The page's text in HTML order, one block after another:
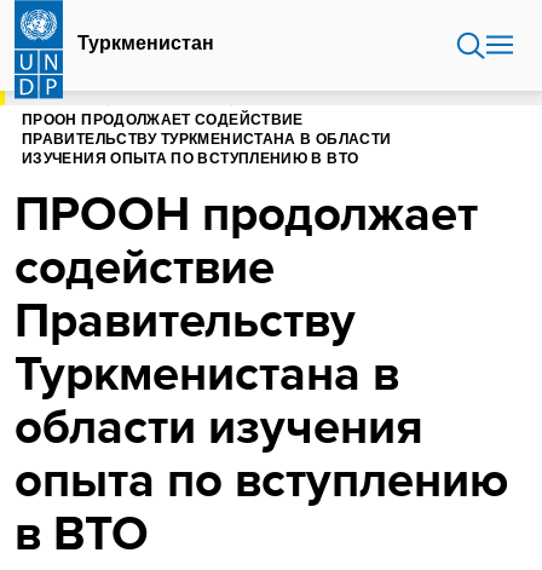
Перейти
основному
содержанию
Туркменистан
ГЛАВНАЯ
ПРООН ПРОДОЛЖАЕТ СОДЕЙСТВИЕ
ПРАВИТЕЛЬСТВУ ТУРКМЕНИСТАНА В ОБЛАСТИ
ИЗУЧЕНИЯ ОПЫТА ПО ВСТУПЛЕНИЮ В ВТО
ПРООН продолжает
содействие
Правительству
Туркменистана в
области изучения
опыта по вступлению
в ВТО